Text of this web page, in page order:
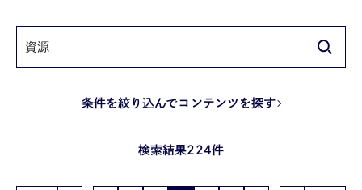
条件を絞り込んでコンテンツを探す
検索結果224件